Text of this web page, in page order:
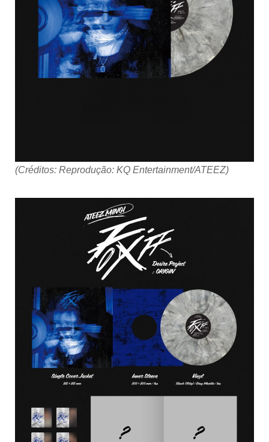
(Créditos: Reprodução: KQ Entertainment/ATEEZ)